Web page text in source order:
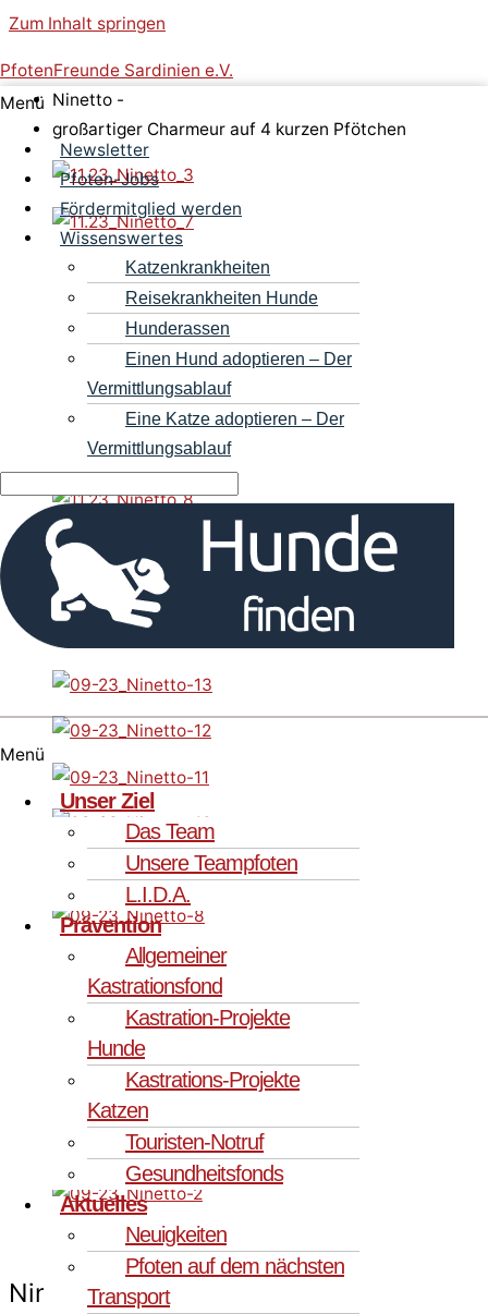
Zum Inhalt springen
PfotenFreunde Sardinien e.V.
Menü
Newsletter
Pfoten-Jobs
Fördermitglied werden
Wissenswertes
Katzenkrankheiten
Reisekrankheiten Hunde
Hunderassen
Einen Hund adoptieren – Der
Vermittlungsablauf
Eine Katze adoptieren – Der
Vermittlungsablauf
Menü
Unser Ziel
Das Team
Unsere Teampfoten
L.I.D.A.
Prävention
Allgemeiner
Kastrationsfond
Kastration-Projekte
Hunde
Kastrations-Projekte
Katzen
Touristen-Notruf
Gesundheitsfonds
Aktuelles
Neuigkeiten
Pfoten auf dem nächsten
Transport
Ninetto -
großartiger Charmeur auf 4 kurzen Pfötchen
Ninetto